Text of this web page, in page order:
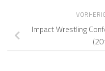
Impact Wrestling